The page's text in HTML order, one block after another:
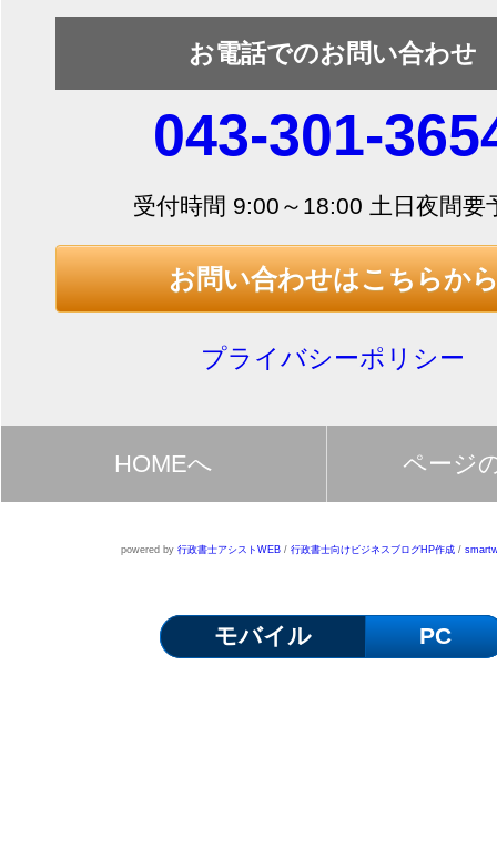
お電話でのお問い合わせ
043-301-
受付時間 9:00～18:00 土日夜間要
お問い合わせはこちらか
プライバシーポリシー
HOMEへ ページ
powered by 行政書士アシストWEB/ 行政書士向けビジネスブログHP作成/
モバイル PC